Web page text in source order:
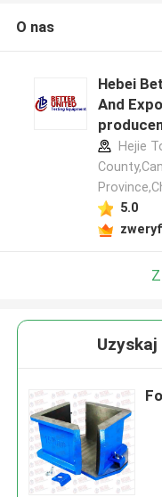
O nas
Hebei
And
Hejie
5.0